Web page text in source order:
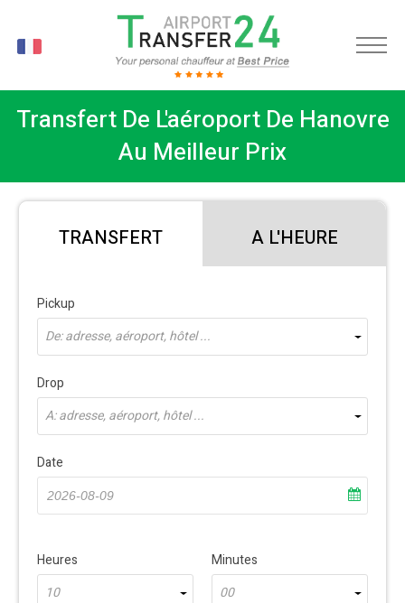
Transfert De L'aéroport De Hanovre
Au Meilleur Prix
TRANSFERT A L'HEURE
Pickup
De: adresse, aéroport, hôtel ...
Drop
À: adresse, aéroport, hôtel ...
Date
Heures
10
Minutes
00